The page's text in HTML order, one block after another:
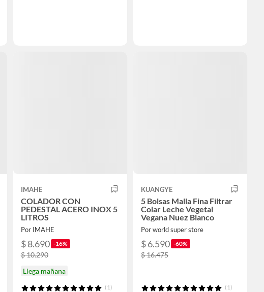
IMAHE
COLADOR CON
PEDESTAL ACERO INOX 5
LITROS
Por IMAHE
$ 8.690 -16%
$ 10.290
Llega mañana
(1)
KUANGYE
5 Bolsas Malla Fina Filtrar
Colar Leche Vegetal
Vegana Nuez Blanco
Por world super store
$ 6.590 -60%
$ 16.475
(1)